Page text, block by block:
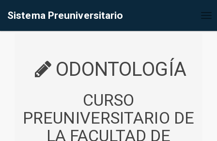
Sistema Preuniversitario
ODONTOLOGÍA
CURSO
PREUNIVERSITARIO DE
LA FACULTAD DE